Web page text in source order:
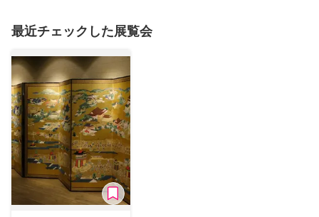
最近チェックした展覧会